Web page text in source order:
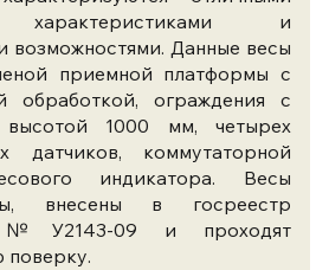
характеристиками и
возможностями. Данные весы
приемной платформы с
обработкой, ограждения с
1000 мм, четырех
датчиков, коммутаторной
индикатора. Весы
внесены в госреестр
09 и проходят
поверку.